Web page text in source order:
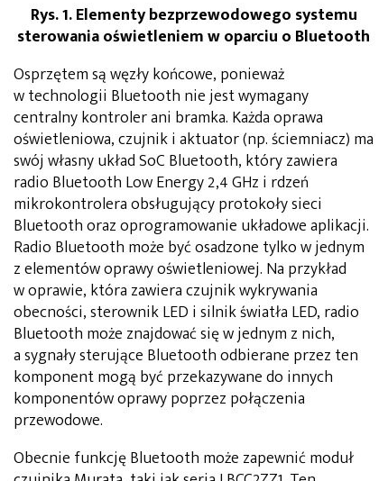
Rys. 1. Elementy bezprzewodowego systemu
sterowania oświetleniem w oparciu o Bluetooth
Osprzętem są węzły końcowe, ponieważ
w technologii Bluetooth nie jest wymagany
centralny kontroler ani bramka. Każda oprawa
oświetleniowa, czujnik i aktuator (np. ściemniacz) ma
swój własny układ SoC Bluetooth, który zawiera
radio Bluetooth Low Energy 2,4 GHz i rdzeń
mikrokontrolera obsługujący protokoły sieci
Bluetooth oraz oprogramowanie układowe aplikacji.
Radio Bluetooth może być osadzone tylko w jednym
z elementów oprawy oświetleniowej. Na przykład
w oprawie, która zawiera czujnik wykrywania
obecności, sterownik LED i silnik światła LED, radio
Bluetooth może znajdować się w jednym z nich,
a sygnały sterujące Bluetooth odbierane przez ten
komponent mogą być przekazywane do innych
komponentów oprawy poprzez połączenia
przewodowe.
Obecnie funkcję Bluetooth może zapewnić moduł